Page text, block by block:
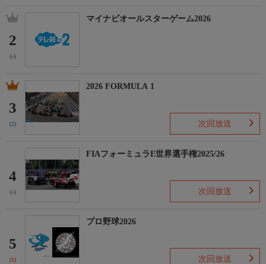
2
(-)
マイナビオールスターゲーム2026
3
(2)
2026 FORMULA 1
次回放送
4
(-)
FIAフォーミュラE世界選手権2025/26
次回放送
5
(1)
プロ野球2026
次回放送